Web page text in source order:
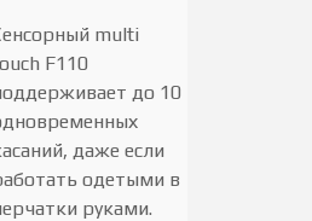
multi
F110
до 10
даже если
одетыми в
руками.